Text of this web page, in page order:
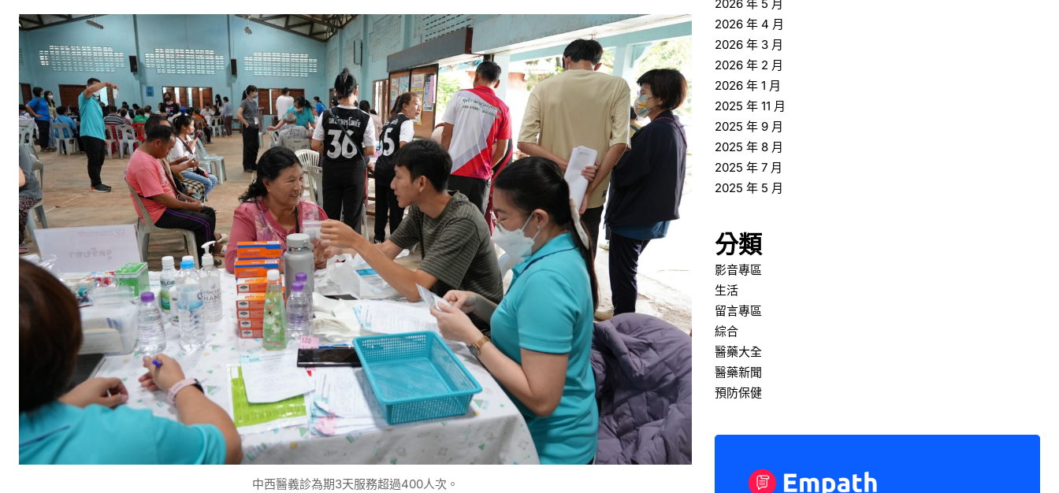
中西醫義診為期3天服務超過400人次。
2026 年 5 月
2026 年 4 月
2026 年 3 月
2026 年 2 月
2026 年 1 月
2025 年 11 月
2025 年 9 月
2025 年 8 月
2025 年 7 月
2025 年 5 月
分類
影音專區
生活
留言專區
綜合
醫藥大全
醫藥新聞
預防保健